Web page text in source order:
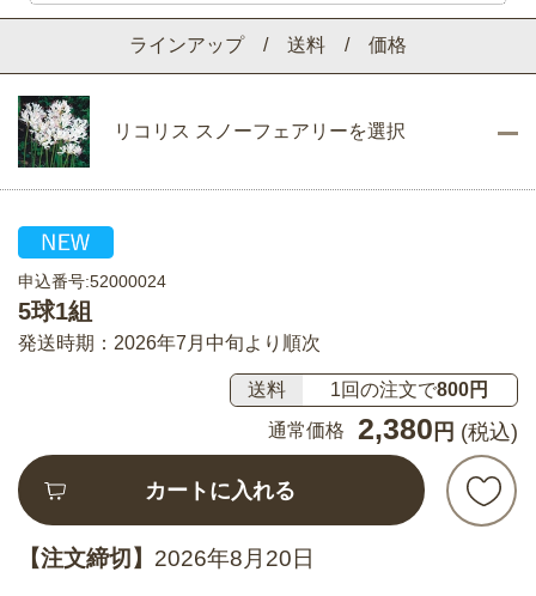
ラインアップ / 送料 / 価格
リコリス スノーフェアリーを選択
申込番号:52000024
5球1組
発送時期：2026年7月中旬より順次
送料 1回の注文で800円
通常価格
2,380 円 (税込)
カートに入れる
【注文締切】 2026年8月20日